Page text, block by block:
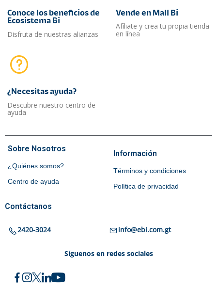
Conoce los beneficios de
Ecosistema Bi
Disfruta de nuestras alianzas
Vende en Mall Bi
Afíliate y crea tu propia tienda
en línea
¿Necesitas ayuda?​
Descubre nuestro centro de
ayuda
Sobre Nosotros
¿Quiénes somos?
Centro de ayuda
Información
Términos y condiciones
Política de privacidad
Contáctanos
2420-3024 info@ebi.com.gt
Síguenos en redes sociales